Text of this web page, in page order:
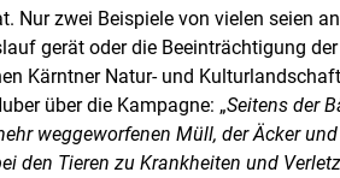
Nur zwei Beispiele von vielen seien
gerät oder die Beeinträchtigung
Kärntner Natur- und
über die Kampagne: „Seitens der
weggeworfenen Müll, der Äcker
den Tieren zu Krankheiten und